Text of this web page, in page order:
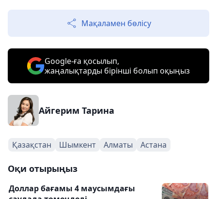
Мақаламен бөлісу
Google-ға қосылып,
жаңалықтарды бірінші болып оқыңыз
Айгерим Тарина
Қазақстан Шымкент Алматы Астана
Оқи отырыңыз
Доллар бағамы 4 маусымдағы